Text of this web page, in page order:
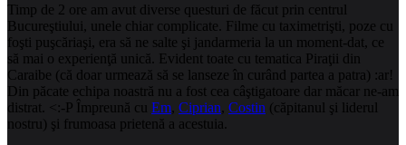
Timp de 2 ore am avut diverse questuri de făcut prin centrul
Bucureştiului, unele chiar complicate. Filme cu taximetrişti, poze cu
foşti puşcăriaşi, era să ne salte şi jandarmeria la un moment-dat, ce
să mai o experienţă unică. Evident toate cu tematica Piraţii din
Caraibe (că doar urmează să se lanseze în curând partea a patra) :ar!
Din păcate echipa noastră nu a fost cea câştigatoare dar măcar ne-am
distrat. <:-P Împreună cu Em, Ciprian, Costin (căpitanul şi liderul
nostru) şi frumoasa prietenă a acestuia.